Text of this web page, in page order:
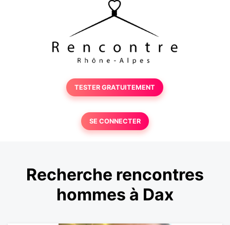
TESTER GRATUITEMENT
SE CONNECTER
Recherche rencontres
hommes à Dax